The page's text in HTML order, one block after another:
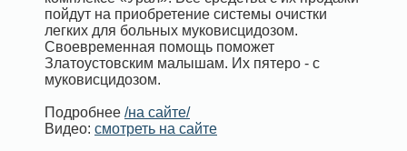
пойдут на приобретение системы очистки
легких для больных муковисцидозом.
Своевременная помощь поможет
Златоустовским малышам. Их пятеро - с
муковисцидозом.
Подробнее /на сайте/
Видео: смотреть на сайте